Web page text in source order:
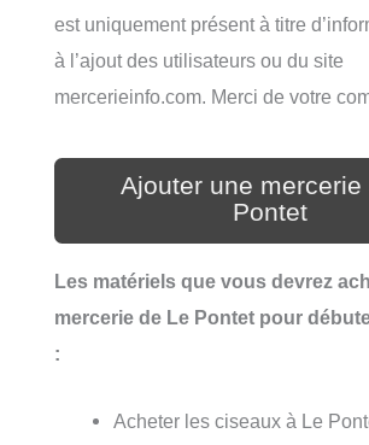
est uniquement présent à titre
à l’ajout des utilisateurs ou du site
mercerieinfo.com. Merci de votre
Ajouter une mercerie
Pontet
Les matériels que vous devrez
mercerie de Le Pontet pour
:
Acheter les ciseaux à Le